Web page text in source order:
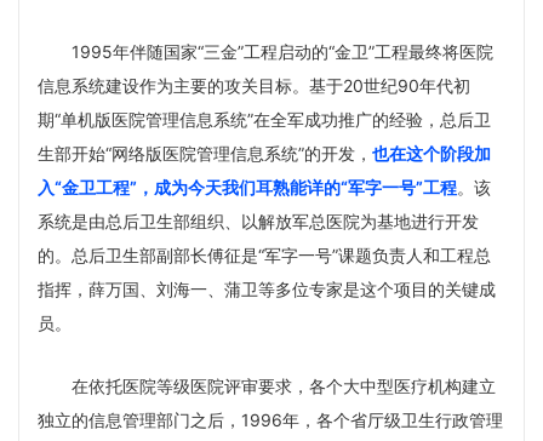
1995年伴随国家“三金”工程启动的“金卫”工程最终将医院
信息系统建设作为主要的攻关目标。基于20世纪90年代初
期“单机版医院管理信息系统”在全军成功推广的经验，总后卫
生部开始“网络版医院管理信息系统”的开发， 也在这个阶段加
入“金卫工程”，成为今天我们耳熟能详的“军字一号”工程。该
系统是由总后卫生部组织、以解放军总医院为基地进行开发
的。总后卫生部副部长傅征是“军字一号”课题负责人和工程总
指挥，薛万国、刘海一、蒲卫等多位专家是这个项目的关键成
员。
在依托医院等级医院评审要求，各个大中型医疗机构建立
独立的信息管理部门之后，1996年，各个省厅级卫生行政管理